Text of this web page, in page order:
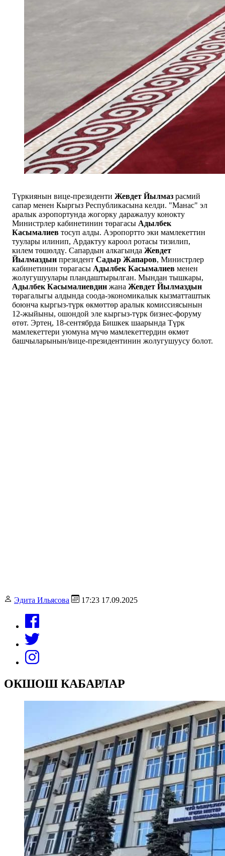
Түркиянын вице-президенти Жевдет Йылмаз расмий
сапар менен Кыргыз Республикасына келди. "Манас" эл
аралык аэропортунда жогорку даражалуу конокту
Министрлер кабинетинин төрагасы Адылбек
Касымалиев тосуп алды. Аэропортто эки мамлекеттин
туулары илинип, Ардактуу кароол ротасы тизилип,
килем төшөлдү. Сапардын алкагында Жевдет
Йылмаздын президент Садыр Жапаров, Министрлер
кабинетинин төрагасы Адылбек Касымалиев менен
жолугушуулары пландаштырылган. Мындан тышкары,
Адылбек Касымалиевдин жана Жевдет Йылмаздын
төрагалыгы алдында соода-экономикалык кызматташтык
боюнча кыргыз-түрк өкмөттөр аралык комиссиясынын
12-жыйыны, ошондой эле кыргыз-түрк бизнес-форуму
өтөт. Эртең, 18-сентябрда Бишкек шаарында Түрк
мамлекеттери уюмуна мүчө мамлекеттердин өкмөт
башчыларынын/вице-президентинин жолугушуусу болот.
Эдита Ильясова 17:23 17.09.2025
ОКШОШ КАБАРЛАР